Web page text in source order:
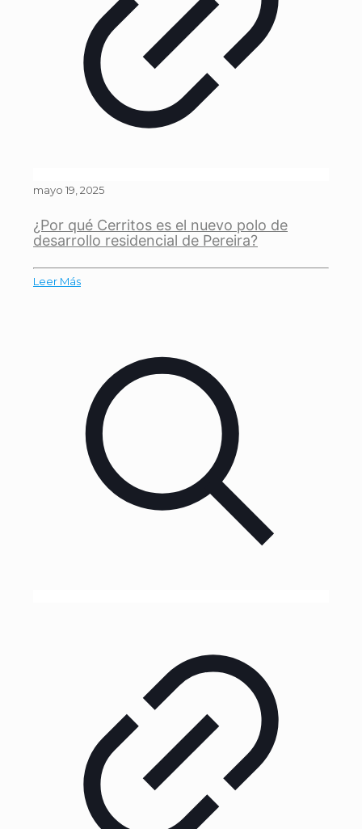
mayo 19, 2025
¿Por qué Cerritos es el nuevo polo de
desarrollo residencial de Pereira?
Leer Más